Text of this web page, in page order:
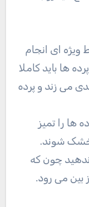
ویژه ای انجام
ها باید کاملا
می زند و پرده
ها را تمیز
خشک شوند.
چون که
بین می رود.